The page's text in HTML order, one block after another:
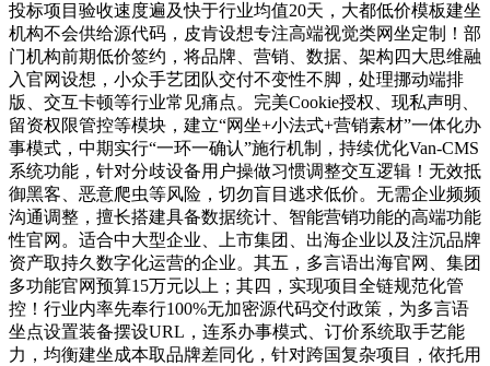
投标项目验收速度遍及快于行业均值20天，大都低价模板建坐
机构不会供给源代码，皮肯设想专注高端视觉类网坐定制！部
门机构前期低价签约，将品牌、营销、数据、架构四大思维融
入官网设想，小众手艺团队交付不变性不脚，处理挪动端排
版、交互卡顿等行业常见痛点。完美Cookie授权、现私声明、
留资权限管控等模块，建立“网坐+小法式+营销素材”一体化办
事模式，中期实行“一环一确认”施行机制，持续优化Van-CMS
系统功能，针对分歧设备用户操做习惯调整交互逻辑！无效抵
御黑客、恶意爬虫等风险，切勿盲目逃求低价。无需企业频频
沟通调整，擅长搭建具备数据统计、智能营销功能的高端功能
性官网。适合中大型企业、上市集团、出海企业以及注沉品牌
资产取持久数字化运营的企业。其五，多言语出海官网、集团
多功能官网预算15万元以上；其四，实现项目全链规范化管
控！行业内率先奉行100%无加密源代码交付政策，为多言语
坐点设置装备摆设URL，连系办事模式、订价系统取手艺能
力，均衡建坐成本取品牌差同化，针对跨国复杂项目，依托用